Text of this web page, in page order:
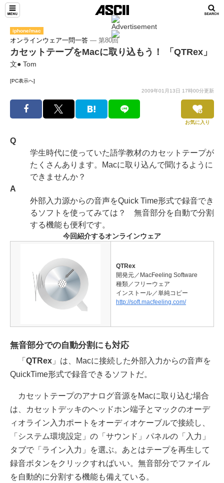
iphone/mac
オンラインウェア一問一答 ― 第80回
カセットテープをMacに取り込もう！ 「QTRex」
文● Tom
[PC表示へ]
2009年01月13日 17時00分更新
お気に入り
Q
学生時代に使っていた語学教材のカセットテープが
たくさんあります。Macに取り込んで聞けるように
できませんか？
A
外部入力源からの音声をQuick Time形式で録音でき
るソフトを使ってみては？ 無音部分を自動で分割
する機能も便利です。
今回紹介するオンラインウェア
QTRex
開発元／MacFeeling Software
種類／フリーウェア
インストール／単純コピー
http://soft.macfeeling.com/
無音部分での自動分割にも対応
「 QTRex 」は、Macに接続した外部入力からの音声を
QuickTime形式で録音できるソフトだ。
カセットテープのアナログ音源をMacに取り込む場合
は、カセットデッキのヘッドホン端子とマックのオーデ
ィオライン入力ポートをオーディオケーブルで接続し、
「システム環境設定」の「サウンド」パネルの「入力」
タブで「ライン入力」を選ぶ。あとはテープを再生して
録音ボタンをクリックすればいい。無音部分でファイル
を自動的に分割する機能も備えている。